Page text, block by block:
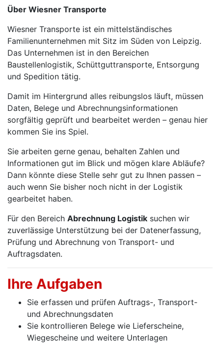
Über Wiesner Transporte
Wiesner Transporte ist ein mittelständisches
Familienunternehmen mit Sitz im Süden von Leipzig.
Das Unternehmen ist in den Bereichen
Baustellenlogistik, Schüttguttransporte, Entsorgung
und Spedition tätig.
Damit im Hintergrund alles reibungslos läuft, müssen
Daten, Belege und Abrechnungsinformationen
sorgfältig geprüft und bearbeitet werden – genau hier
kommen Sie ins Spiel.
Sie arbeiten gerne genau, behalten Zahlen und
Informationen gut im Blick und mögen klare Abläufe?
Dann könnte diese Stelle sehr gut zu Ihnen passen –
auch wenn Sie bisher noch nicht in der Logistik
gearbeitet haben.
Für den Bereich Abrechnung Logistik suchen wir
zuverlässige Unterstützung bei der Datenerfassung,
Prüfung und Abrechnung von Transport- und
Auftragsdaten.
Ihre Aufgaben
Sie erfassen und prüfen Auftrags-, Transport-
und Abrechnungsdaten
Sie kontrollieren Belege wie Lieferscheine,
Wiegescheine und weitere Unterlagen